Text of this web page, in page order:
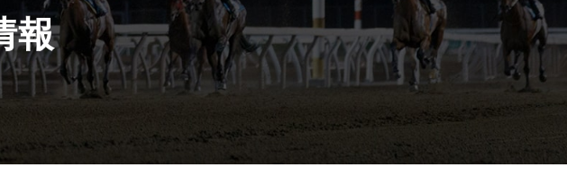
開催カレンダー
重賞競走体系図
スタリオンシリーズ競走
道内の発売情報(PDF)
新馬ダイジェスト 発売・払戻
ルンビニフードカフェ
勝馬屋
報